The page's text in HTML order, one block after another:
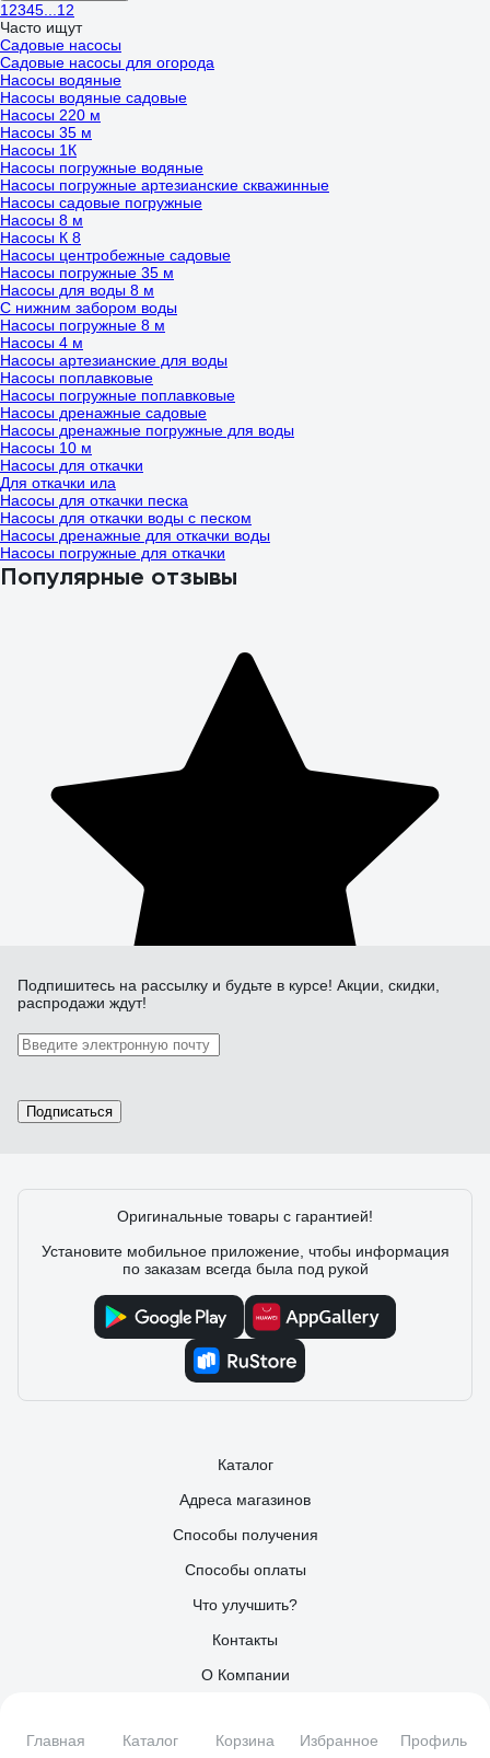
Главная Каталог Корзина Избранное Профиль
1 2345
12
Часто ищут
Садовые насосы
Садовые насосы для огорода
Насосы водяные
Насосы водяные садовые
Насосы 220 м
Насосы 35 м
Насосы 1К
Насосы погружные водяные
Насосы погружные артезианские скважинные
Насосы садовые погружные
Насосы 8 м
Насосы К 8
Насосы центробежные садовые
Насосы погружные 35 м
Насосы для воды 8 м
С нижним забором воды
Насосы погружные 8 м
Насосы 4 м
Насосы артезианские для воды
Насосы поплавковые
Насосы погружные поплавковые
Насосы дренажные садовые
Насосы дренажные погружные для воды
Насосы 10 м
Насосы для откачки
Для откачки ила
Насосы для откачки песка
Насосы для откачки воды с песком
Насосы дренажные для откачки воды
Насосы погружные для откачки
Популярные отзывы
Подпишитесь на рассылку и будьте в курсе! Акции, скидки,
распродажи ждут!
Подписаться
Оригинальные товары с гарантией!
Установите мобильное приложение, чтобы информация
по заказам всегда была под рукой
Каталог
Адреса магазинов
Способы получения
Способы оплаты
Что улучшить?
Контакты
О Компании
Партнерам